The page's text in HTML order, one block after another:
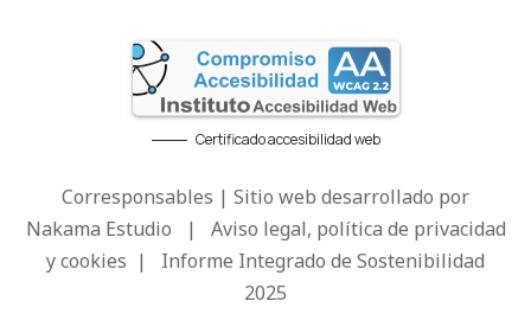
Certificado accesibilidad web
Corresponsables | Sitio web desarrollado por
Nakama Estudio | Aviso legal, política de privacidad
y cookies | Informe Integrado de Sostenibilidad
2025